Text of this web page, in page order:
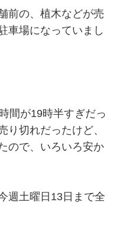
前の、植木などが売
車場になっていまし
間が19時半すぎだっ
り切れだったけど、
ので、いろいろ安か
週土曜日13日まで全